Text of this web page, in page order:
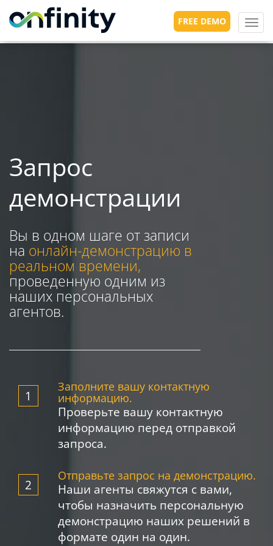
FREE DEMO
Запрос
демонстрации
Вы в одном шаге от записи
на онлайн-демонстрацию в
реальном времени,
проведенную одним из
наших персональных
агентов.
Заполните вашу контактную
информацию.
Проверьте вашу контактную
информацию перед отправкой
запроса.
Отправьте запрос на демонстрацию.
Наши агенты свяжутся с вами,
чтобы назначить персональную
демонстрацию наших решений в
формате один на один.